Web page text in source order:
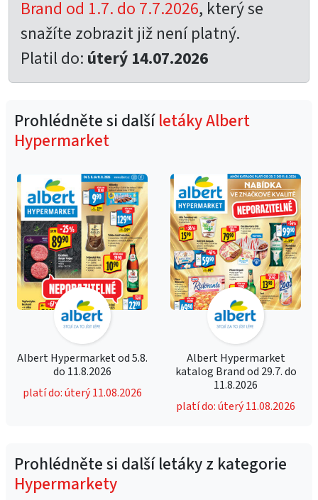
Brand od 1.7. do 7.7.2026, který se
snažíte zobrazit již není platný.
Platil do: úterý 14.07.2026
Prohlédněte si dalšíletáky Albert
Hypermarket
Albert Hypermarket od 5.8.
do 11.8.2026
platí do: úterý 11.08.2026
Albert Hypermarket
katalog Brand od 29.7. do
11.8.2026
platí do: úterý 11.08.2026
Prohlédněte si další letáky z kategorie
Hypermarkety